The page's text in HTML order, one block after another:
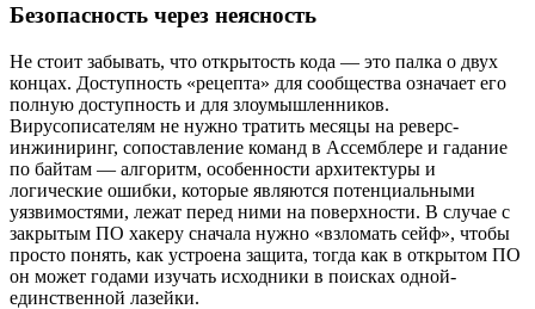
Безопасность через неясность
Не стоит забывать, что открытость кода — это палка о двух
концах. Доступность «рецепта» для сообщества означает его
полную доступность и для злоумышленников.
Вирусописателям не нужно тратить месяцы на реверс-
инжиниринг, сопоставление команд в Ассемблере и гадание
по байтам — алгоритм, особенности архитектуры и
логические ошибки, которые являются потенциальными
уязвимостями, лежат перед ними на поверхности. В случае с
закрытым ПО хакеру сначала нужно «взломать сейф», чтобы
просто понять, как устроена защита, тогда как в открытом ПО
он может годами изучать исходники в поисках одной-
единственной лазейки.